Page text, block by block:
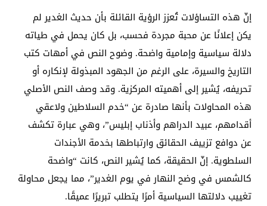
إنّ هذه التساؤلات تُعزز الرؤية القائلة بأن حديث الغدير لم
يكن إعلانًا عن محبة مجردة فحسب، بل كان يحمل في طياته
دلالة سياسية وإمامية واضحة. وضوح النص في أمهات كتب
التاريخ والسيرة، على الرغم من الجهود المبذولة لإنكاره أو
تحريفه، يُشير إلى أهميته المركزية. وقد وصف النص الأصلي
هذه المحاولات بأنها صادرة عن “خدم السلاطين ولاعقي
أقدامهم، عبيد الدراهم وأذناب إبليس”، وهي عبارة تكشف
عن دوافع تزييف الحقائق وارتباطها بخدمة الأجندات
السلطوية. إنّ الحقيقة، كما يُشير النص، كانت “واضحة
كالشمس في وضح النهار في يوم الغدير”، مما يجعل محاولة
تغييب دلالتها السياسية أمرًا يتطلب تبريرًا عميقًا.